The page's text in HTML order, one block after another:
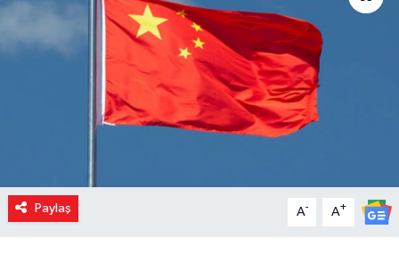
Paylaş A- A+